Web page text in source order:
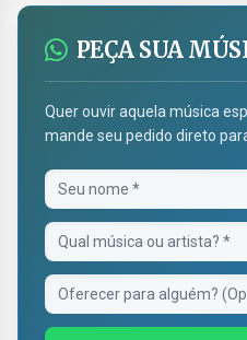
PEÇA SUA
Quer ouvir aquela música
mande seu pedido direto